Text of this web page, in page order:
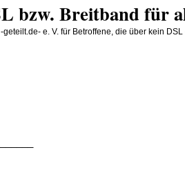
bzw. Breitband für
e. V. für Betroffene, die über kein